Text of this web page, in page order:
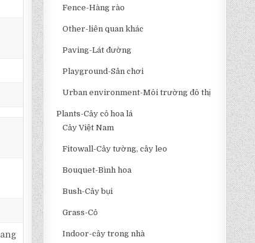
Fence-Hàng rào
Other-liên quan khác
Paving-Lát đường
Playground-Sân chơi
Urban environment-Môi trường đô thị
Plants-Cây cỏ hoa lá
Cây Việt Nam
Fitowall-Cây tường, cây leo
Bouquet-Bình hoa
Bush-Cây bụi
Grass-Cỏ
Indoor-cây trong nhà